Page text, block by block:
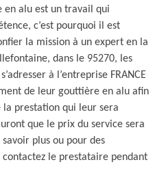
en alu est un travail qui
c’est pourquoi il est
la mission à un expert en la
dans le 95270, les
à l’entreprise FRANCE
de leur gouttière en alu afin
la prestation qui leur sera
que le prix du service sera
plus ou pour des
le prestataire pendant